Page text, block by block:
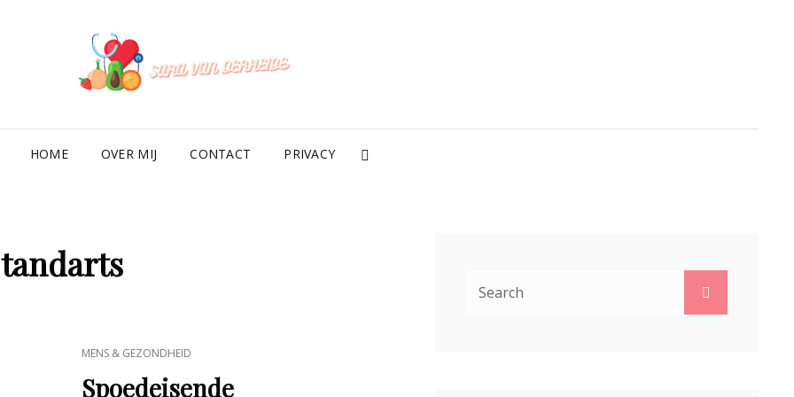
HOME OVER MIJ CONTACT PRIVACY
tandarts
CAT
LINKS
MENS & GEZONDHEID
Spoedeisende
Search